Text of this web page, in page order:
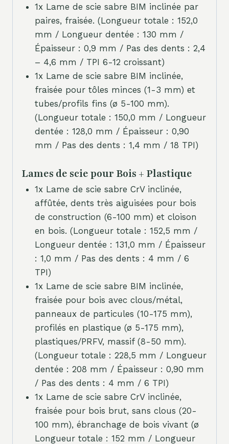
1x Lame de scie sabre BIM inclinée par
paires, fraisée. (Longueur totale : 152,0
mm / Longueur dentée : 130 mm /
Épaisseur : 0,9 mm / Pas des dents : 2,4
– 4,6 mm / TPI 6-12 croissant)
1x Lame de scie sabre BIM inclinée,
fraisée pour tôles minces (1-3 mm) et
tubes/profils fins (ø 5-100 mm).
(Longueur totale : 150,0 mm / Longueur
dentée : 128,0 mm / Épaisseur : 0,90
mm / Pas des dents : 1,4 mm / 18 TPI)
Lames de scie pour Bois + Plastique
1x Lame de scie sabre CrV inclinée,
affûtée, dents très aiguisées pour bois
de construction (6-100 mm) et cloison
en bois. (Longueur totale : 152,5 mm /
Longueur dentée : 131,0 mm / Épaisseur
: 1,0 mm / Pas des dents : 4 mm / 6
TPI)
1x Lame de scie sabre BIM inclinée,
fraisée pour bois avec clous/métal,
panneaux de particules (10-175 mm),
profilés en plastique (ø 5-175 mm),
plastiques/PRFV, massif (8-50 mm).
(Longueur totale : 228,5 mm / Longueur
dentée : 208 mm / Épaisseur : 0,90 mm
/ Pas des dents : 4 mm / 6 TPI)
1x Lame de scie sabre CrV inclinée,
fraisée pour bois brut, sans clous (20-
100 mm), ébranchage de bois vivant (ø
Longueur totale : 152 mm / Longueur